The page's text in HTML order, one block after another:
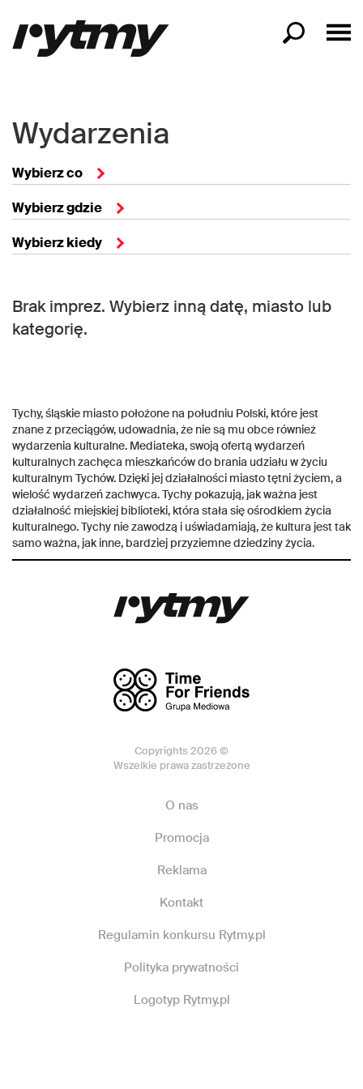
Wydarzenia
Wybierz co
Wybierz gdzie
Wybierz kiedy
Brak imprez. Wybierz inną datę, miasto lub
kategorię.
Tychy, śląskie miasto położone na południu Polski, które jest
znane z przeciągów, udowadnia, że nie są mu obce również
wydarzenia kulturalne. Mediateka, swoją ofertą wydarzeń
kulturalnych zachęca mieszkańców do brania udziału w życiu
kulturalnym Tychów. Dzięki jej działalności miasto tętni życiem, a
wielość wydarzeń zachwyca. Tychy pokazują, jak ważna jest
działalność miejskiej biblioteki, która stała się ośrodkiem życia
kulturalnego. Tychy nie zawodzą i uświadamiają, że kultura jest tak
samo ważna, jak inne, bardziej przyziemne dziedziny życia.
Copyrights 2026 ©
Wszelkie prawa zastrzeżone
O nas
Promocja
Reklama
Kontakt
Regulamin konkursu Rytmy.pl
Polityka prywatności
Logotyp Rytmy.pl